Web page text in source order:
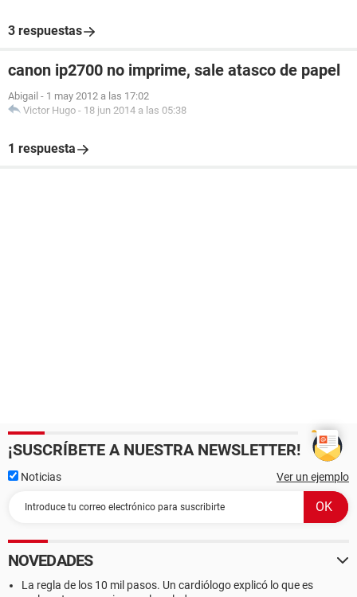
3 respuestas
canon ip2700 no imprime, sale atasco de papel
Abigail - 1 may 2012 a las 17:02
Victor Hugo - 18 jun 2014 a las 05:38
1 respuesta
¡SUSCRÍBETE A NUESTRA NEWSLETTER!
Noticias Ver un ejemplo
NOVEDADES
La regla de los 10 mil pasos. Un cardiólogo explicó lo que es